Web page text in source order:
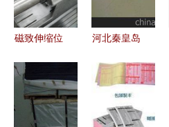
磁致伸缩位
印刷机储料
控制中的应
用——以卷
河北秦皇岛
与纸托盘定
制加工，青
岛荣丽包装